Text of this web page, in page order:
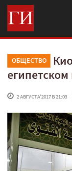
ОБЩЕСТВО
2 АВГУСТА'2017 В 21:03